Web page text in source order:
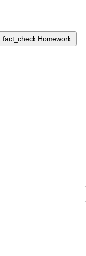
fact_check Homework